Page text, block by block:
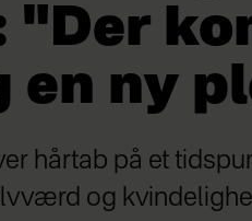
en ny
hårtab på et
og